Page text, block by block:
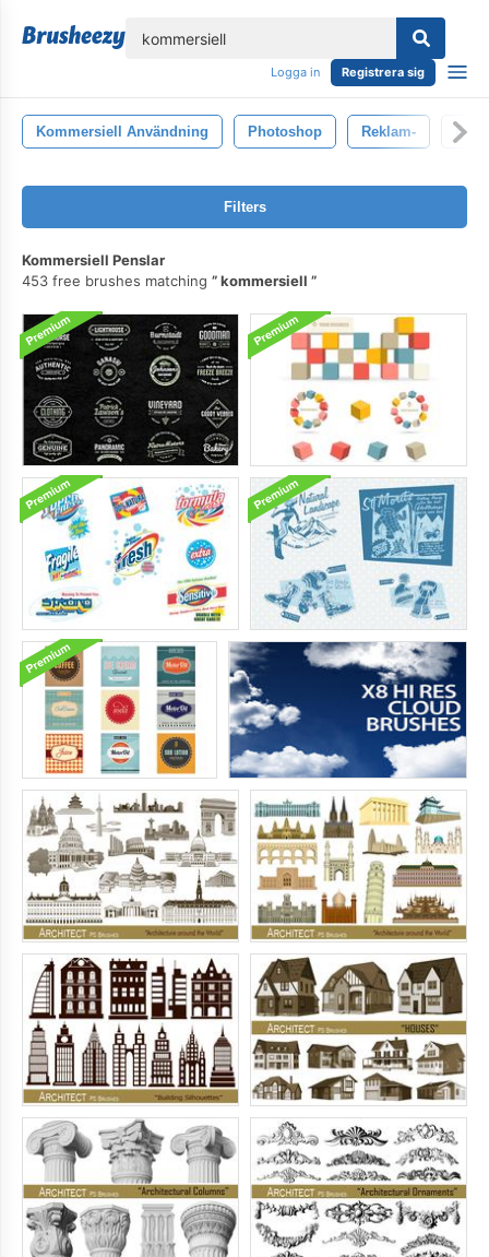
Logga in Registrera sig
Kommersiell Användning Photoshop Reklam-
Filters
Kommersiell Penslar
453 free brushes matching
kommersiell